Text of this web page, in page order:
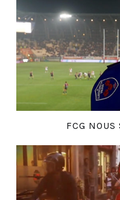
FCG NOUS